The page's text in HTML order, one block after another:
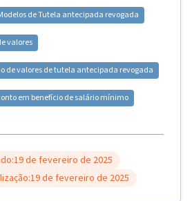
deTutela antecipada revogada
valores
de valores de tutela antecipada revogada
em benefício de salário mínimo
19 de fevereiro de 2025
19 de fevereiro de 2025